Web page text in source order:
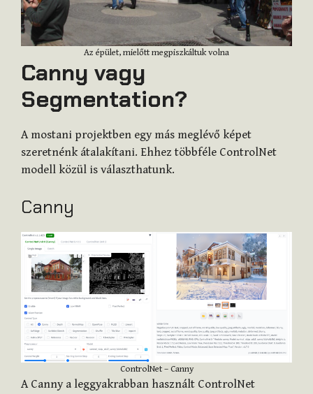
Az épület, mielőtt megpiszkáltuk volna
Canny vagy
Segmentation?
A mostani projektben egy más meglévő képet
szeretnénk átalakítani. Ehhez többféle ControlNet
modell közül is választhatunk.
Canny
ControlNet – Canny
A Canny a leggyakrabban használt ControlNet